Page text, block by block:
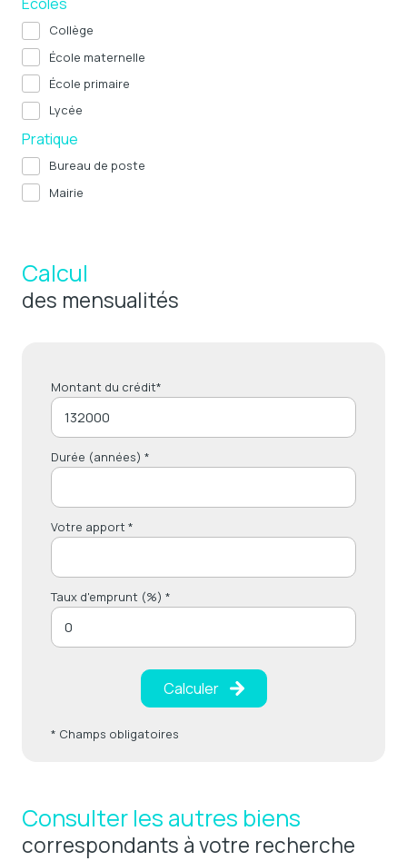
Collège
École maternelle
École primaire
Lycée
Pratique
Bureau de poste
Mairie
Calcul
des mensualités
Montant du crédit*
Durée (années) *
Votre apport *
Taux d'emprunt (%) *
Calculer
* Champs obligatoires
Consulter les autres biens
correspondants à votre recherche